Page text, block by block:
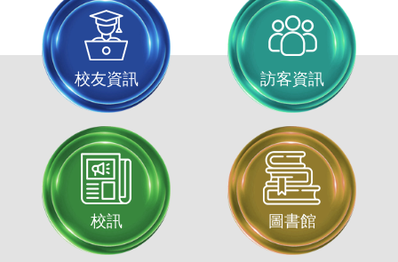
校友資訊 訪客資訊
校訊 圖書館